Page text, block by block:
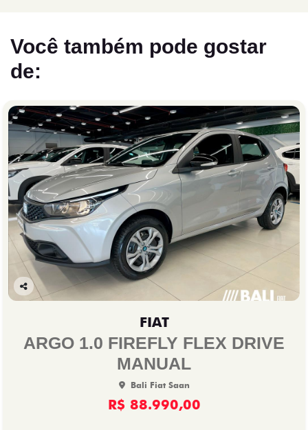
Você também pode gostar
de:
Co
lhe
FIAT
ARGO 1.0 FIREFLY FLEX DRIVE
MANUAL
Bali Fiat Saan
R$ 88.990,00